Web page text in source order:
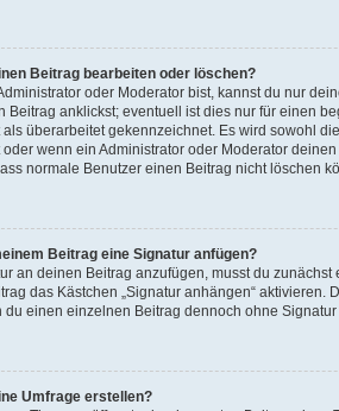
Beitrag bearbeiten oder löschen?
oder Moderator bist, kannst du nur
Beitrag anklickst; eventuell ist dies nur für einen
überarbeitet gekennzeichnet. Es wird sowohl
wenn ein Administrator oder Moderator
normale Benutzer einen Beitrag nicht löschen
Beitrag eine Signatur anfügen?
an deinen Beitrag anzufügen, musst du
das Kästchen „Signatur anhängen“
du einen einzelnen Beitrag dennoch ohne
Umfrage erstellen?